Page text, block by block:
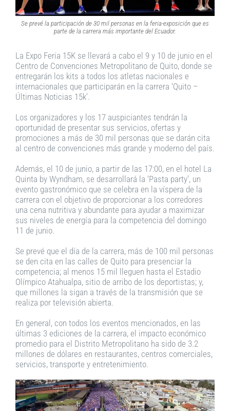
Se prevé la participación de 30 mil personas en la feria-exposición que es
parte de la carrera más importante del Ecuador.
La Expo Feria 15K se llevará a cabo el 9 y 10 de junio en el
Centro de Convenciones Metropolitano de Quito, donde se
entregarán los kits a todos los atletas nacionales e
internacionales que participarán en la carrera ‘Quito –
Últimas Noticias 15k’.
Los organizadores y los 17 auspiciantes tendrán la
oportunidad de presentar sus servicios, ofertas y
promociones a más de 30 mil personas que se darán cita
al centro de convenciones más grande y moderno del país.
Además, el 10 de junio, a partir de las 17:00, en el hotel La
Quinta by Wyndham, se desarrollará la ‘Pasta party’, un
evento gastronómico que se celebra en la víspera de la
carrera con el objetivo de proporcionar a los corredores
una cena nutritiva y abundante para ayudar a maximizar
sus niveles de energía para la competencia del domingo
11 de junio.
Se prevé que el día de la carrera, más de 100 mil personas
se den cita en las calles de Quito para presenciar la
competencia; al menos 15 mil lleguen hasta el Estadio
Olímpico Atahualpa, sitio de arribo de los deportistas; y,
que millones la sigan a través de la transmisión que se
realiza por televisión abierta.
En general, con todos los eventos mencionados, en las
últimas 3 ediciones de la carrera, el impacto económico
promedio para el Distrito Metropolitano ha sido de 3.2
millones de dólares en restaurantes, centros comerciales,
servicios, transporte y entretenimiento.